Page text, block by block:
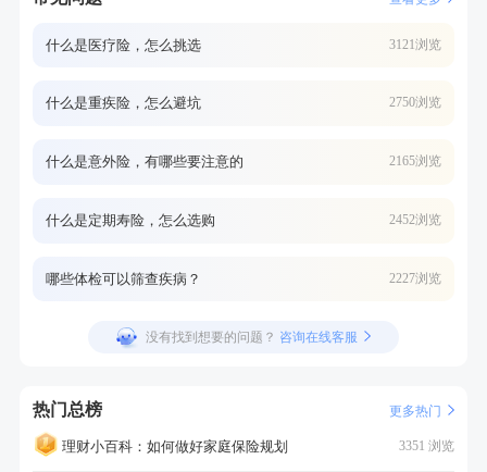
什么是医疗险，怎么挑选 3121浏览
什么是重疾险，怎么避坑 2750浏览
什么是意外险，有哪些要注意的 2165浏览
什么是定期寿险，怎么选购 2452浏览
哪些体检可以筛查疾病？ 2227浏览
没有找到想要的问题？ 咨询在线客服
热门总榜 更多热门
理财小百科：如何做好家庭保险规划 3351 浏览